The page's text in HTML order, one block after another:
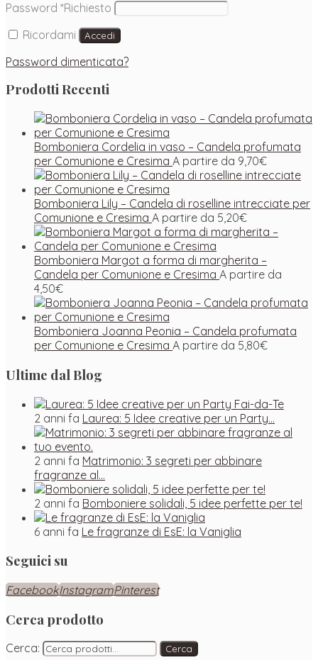
Password *Richiesto
Ricordami
Accedi
Password dimenticata?
Prodotti Recenti
Bomboniera Cordelia in vaso – Candela profumata
per Comunione e Cresima A partire da 9,70€
Bomboniera Lily – Candela di roselline intrecciate per
Comunione e Cresima A partire da 5,20€
Bomboniera Margot a forma di margherita –
Candela per Comunione e Cresima A partire da
4,50€
Bomboniera Joanna Peonia – Candela profumata
per Comunione e Cresima A partire da 5,80€
Ultime dal Blog
2 anni fa Laurea: 5 Idee creative per un Party…
2 anni fa Matrimonio: 3 segreti per abbinare
fragranze al…
2 anni fa Bomboniere solidali, 5 idee perfette per te!
6 anni fa Le fragranze di EsE: la Vaniglia
Seguici su
FacebookInstagramPinterest
Cerca prodotto
Cerca: Cerca